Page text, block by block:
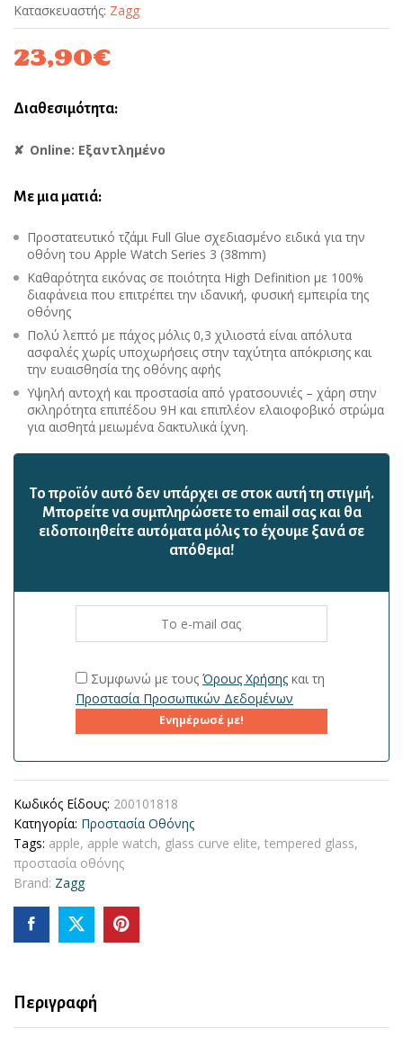
Κατασκευαστής: Zagg
23,90€
Διαθεσιμότητα:
Online: Εξαντλημένο
Με μια ματιά:
Προστατευτικό τζάμι Full Glue σχεδιασμένο ειδικά για την
οθόνη του Apple Watch Series 3 (38mm)
Καθαρότητα εικόνας σε ποιότητα High Definition με 100%
διαφάνεια που επιτρέπει την ιδανική, φυσική εμπειρία της
οθόνης
Πολύ λεπτό με πάχος μόλις 0,3 χιλιοστά είναι απόλυτα
ασφαλές χωρίς υποχωρήσεις στην ταχύτητα απόκρισης και
την ευαισθησία της οθόνης αφής
Υψηλή αντοχή και προστασία από γρατσουνιές – χάρη στην
σκληρότητα επιπέδου 9H και επιπλέον ελαιοφοβικό στρώμα
για αισθητά μειωμένα δακτυλικά ίχνη.
Το προϊόν αυτό δεν υπάρχει σε στοκ αυτή τη στιγμή.
Mπορείτε να συμπληρώσετε το email σας και θα
ειδοποιηθείτε αυτόματα μόλις το έχουμε ξανά σε
απόθεμα!
Συμφωνώ με τουςΌρους Χρήσης και τη
Προστασία Προσωπικών Δεδομένων
Ενημέρωσέ με!
Κωδικός Είδους: 200101818
Κατηγορία: Προστασία Οθόνης
Tags: apple, apple watch, glass curve elite, tempered glass,
προστασία οθόνης
Brand: Zagg
Περιγραφή